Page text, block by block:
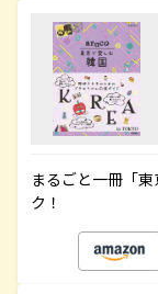
まるごと一冊「
ク！